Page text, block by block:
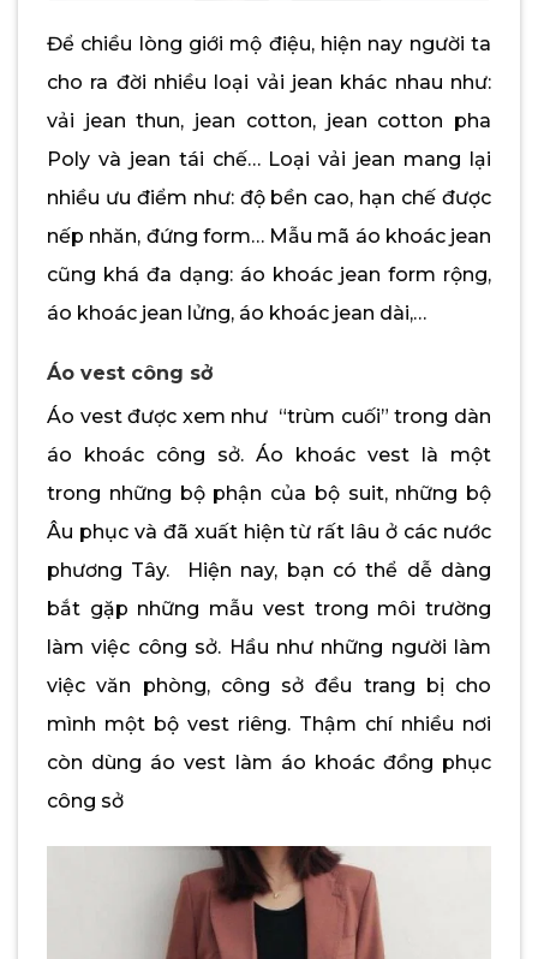
Để chiều lòng giới mộ điệu, hiện nay người ta
cho ra đời nhiều loại vải jean khác nhau như:
vải jean thun, jean cotton, jean cotton pha
Poly và jean tái chế… Loại vải jean mang lại
nhiều ưu điểm như: độ bền cao, hạn chế được
nếp nhăn, đứng form… Mẫu mã áo khoác jean
cũng khá đa dạng: áo khoác jean form rộng,
áo khoác jean lửng, áo khoác jean dài,…
Áo vest công sở
Áo vest được xem như “trùm cuối” trong dàn
áo khoác công sở. Áo khoác vest là một
trong những bộ phận của bộ suit, những bộ
Âu phục và đã xuất hiện từ rất lâu ở các nước
phương Tây. Hiện nay, bạn có thể dễ dàng
bắt gặp những mẫu vest trong môi trường
làm việc công sở. Hầu như những người làm
việc văn phòng, công sở đều trang bị cho
mình một bộ vest riêng. Thậm chí nhiều nơi
còn dùng áo vest làm áo khoác đồng phục
công sở